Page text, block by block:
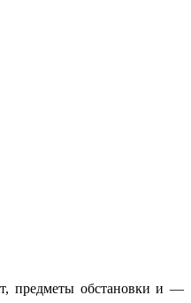
предметы обстановки и —